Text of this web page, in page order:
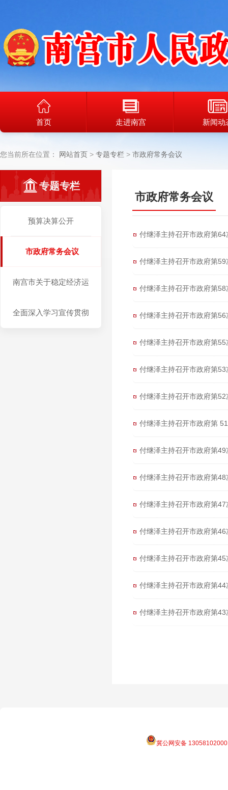
首页 走进南宫 新闻动
您当前所在位置： 网站首页 专题专栏 市政府常务会议
专题专栏
预算决算公开
市政府常务会议
南宫市关于稳定经济运
行落实有关政策措施
全面深入学习宣传贯彻
市政府常务会议
付继泽主持召开市政府第64
付继泽主持召开市政府第59
付继泽主持召开市政府第58
付继泽主持召开市政府第56
付继泽主持召开市政府第55
付继泽主持召开市政府第53
付继泽主持召开市政府第52
付继泽主持召开市政府第
付继泽主持召开市政府第49
付继泽主持召开市政府第48
付继泽主持召开市政府第47
付继泽主持召开市政府第46
付继泽主持召开市政府第45
付继泽主持召开市政府第44
付继泽主持召开市政府第43
冀公网安备